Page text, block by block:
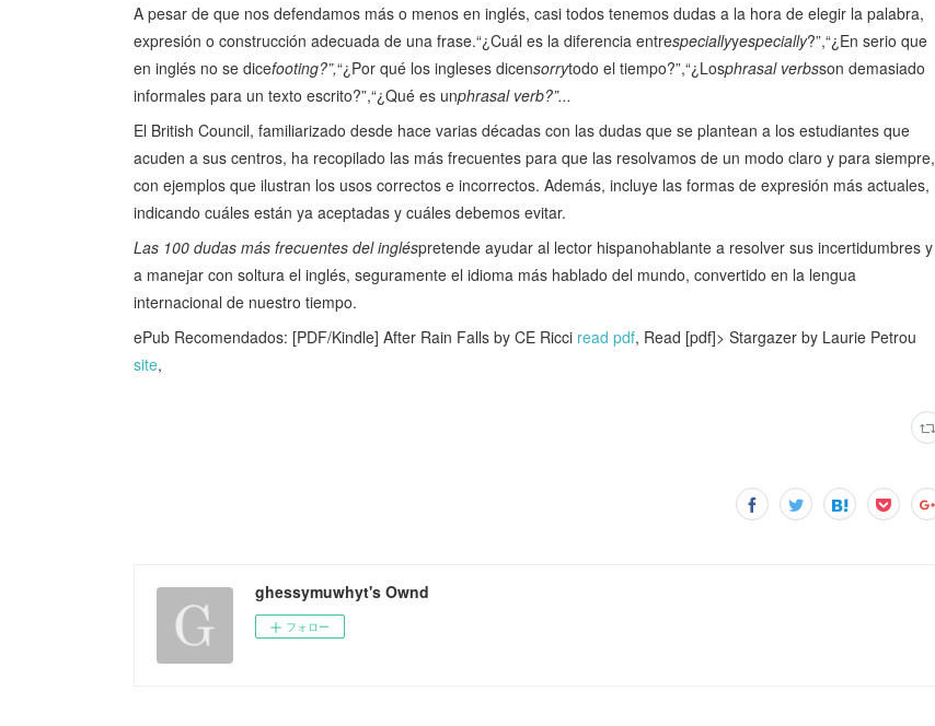
A pesar de que nos defendamos más o menos en inglés, casi todos tenemos dudas a la hora de elegir la palabra,
expresión o construcción adecuada de una frase.“¿Cuál es la diferencia entrespeciallyyespecially?”,“¿En serio que
en inglés no se dicefooting?”,“¿Por qué los ingleses dicensorrytodo el tiempo?”,“¿Losphrasal verbsson demasiado
informales para un texto escrito?”,“¿Qué es unphrasal verb?”...
El British Council, familiarizado desde hace varias décadas con las dudas que se plantean a los estudiantes que
acuden a sus centros, ha recopilado las más frecuentes para que las resolvamos de un modo claro y para siempre,
con ejemplos que ilustran los usos correctos e incorrectos. Además, incluye las formas de expresión más actuales,
indicando cuáles están ya aceptadas y cuáles debemos evitar.
Las 100 dudas más frecuentes del ingléspretende ayudar al lector hispanohablante a resolver sus incertidumbres y
a manejar con soltura el inglés, seguramente el idioma más hablado del mundo, convertido en la lengua
internacional de nuestro tiempo.
ePub Recomendados: [PDF/Kindle] After Rain Falls by CE Ricci read pdf, Read [pdf]> Stargazer by Laurie Petrou
site,
ghessymuwhyt's Ownd
フォロー